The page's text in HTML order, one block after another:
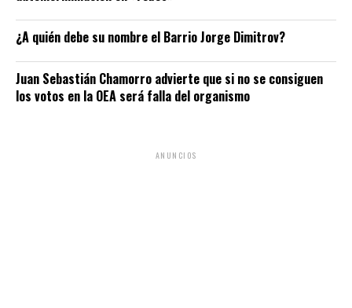
¿A quién debe su nombre el Barrio Jorge Dimitrov?
Juan Sebastián Chamorro advierte que si no se consiguen
los votos en la OEA será falla del organismo
ANUNCIOS